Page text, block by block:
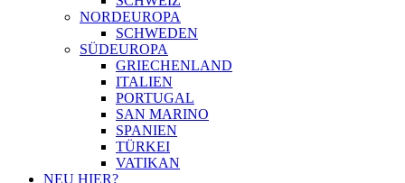
NORDEUROPA
SCHWEDEN
SÜDEUROPA
GRIECHENLAND
ITALIEN
PORTUGAL
SAN MARINO
SPANIEN
TÜRKEI
VATIKAN
NEU HIER?